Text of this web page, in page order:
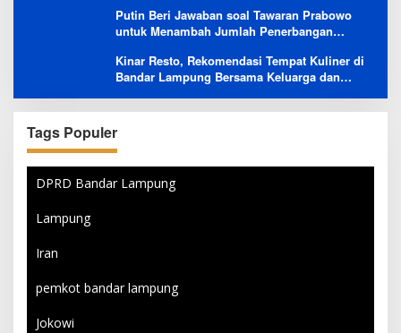
Putin Beri Jawaban soal Tawaran Prabowo
untuk Menambah Jumlah Penerbangan
Kinar Resto, Rekomendasi Tempat Kuliner di
Bandar Lampung Bersama Keluarga dan
Tags Populer
DPRD Bandar Lampung
Lampung
Iran
pemkot bandar lampung
Jokowi